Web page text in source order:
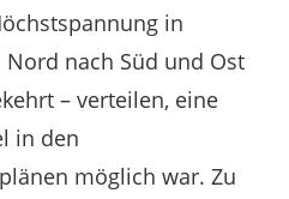
in
nach Süd und Ost
– verteilen, eine
in den
möglich war. Zu